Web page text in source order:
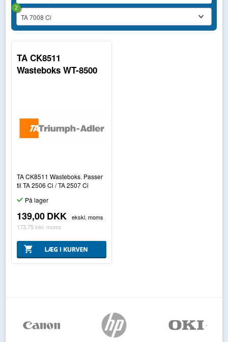
TA 7008 Ci
2
TA CK8511
Wasteboks WT-8500
TA CK8511 Wasteboks. Passer
til TA 2506 Ci / TA 2507 Ci
På lager
139,00DKK
ekskl. moms
173,75 inkl. moms